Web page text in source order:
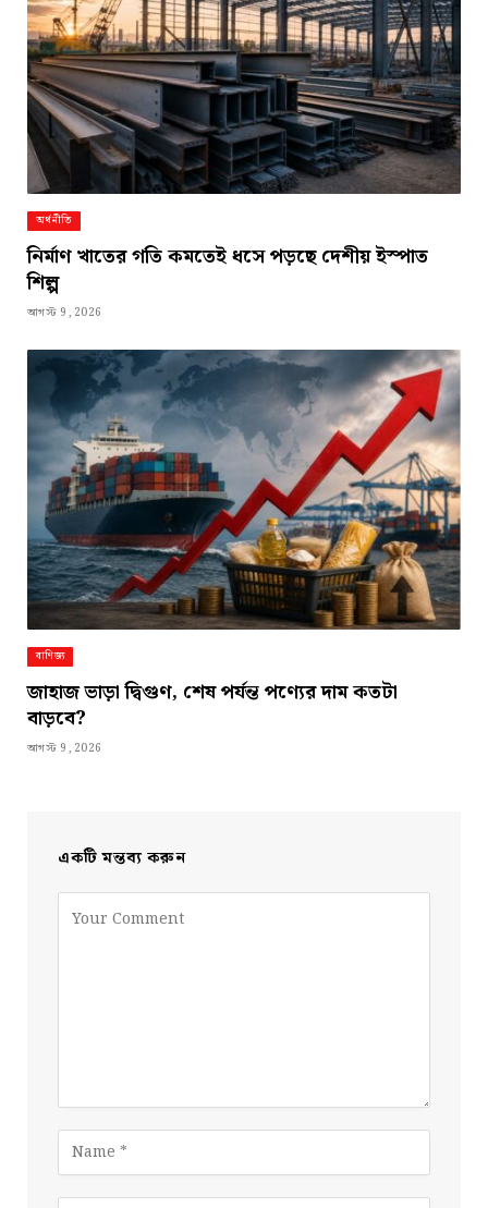
অর্থনীতি
নির্মাণ খাতের গতি কমতেই ধসে পড়ছে দেশীয় ইস্পাত
শিল্প
আগস্ট 9, 2026
বাণিজ্য
জাহাজ ভাড়া দ্বিগুণ, শেষ পর্যন্ত পণ্যের দাম কতটা
বাড়বে?
আগস্ট 9, 2026
একটি মন্তব্য করুন